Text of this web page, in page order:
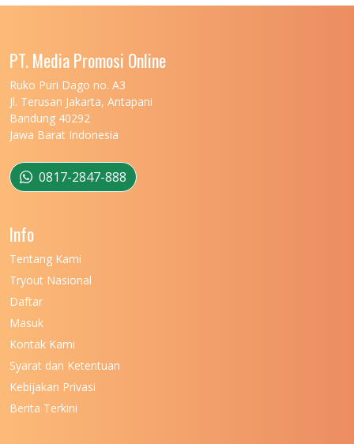
PT. Media Promosi Online
Ruko Puri Dago no. A3
Jl. Terusan Jakarta, Antapani
Bandung 40292
Jawa Barat Indonesia
0817-2847-888
Info
Tentang Kami
Tryout Nasional
Daftar
Masuk
Kontak Kami
Syarat dan Ketentuan
Kebijakan Privasi
Berita Terkini